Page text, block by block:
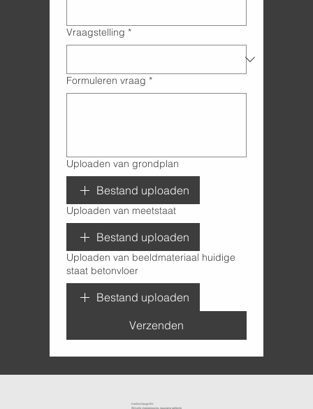
Vraagstelling *
Formuleren vraag *
Uploaden van grondplan
Bestand uploaden
Uploaden van meetstaat
Bestand uploaden
Uploaden van beeldmateriaal huidige
staat betonvloer
Bestand uploaden
Verzenden
KenDa Design BV.
Stijlvolle vloeroplossing, duurzame perfectie